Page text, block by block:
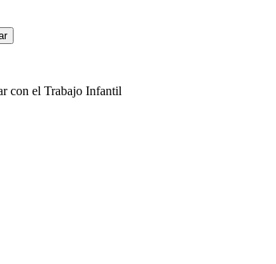
con el Trabajo Infantil